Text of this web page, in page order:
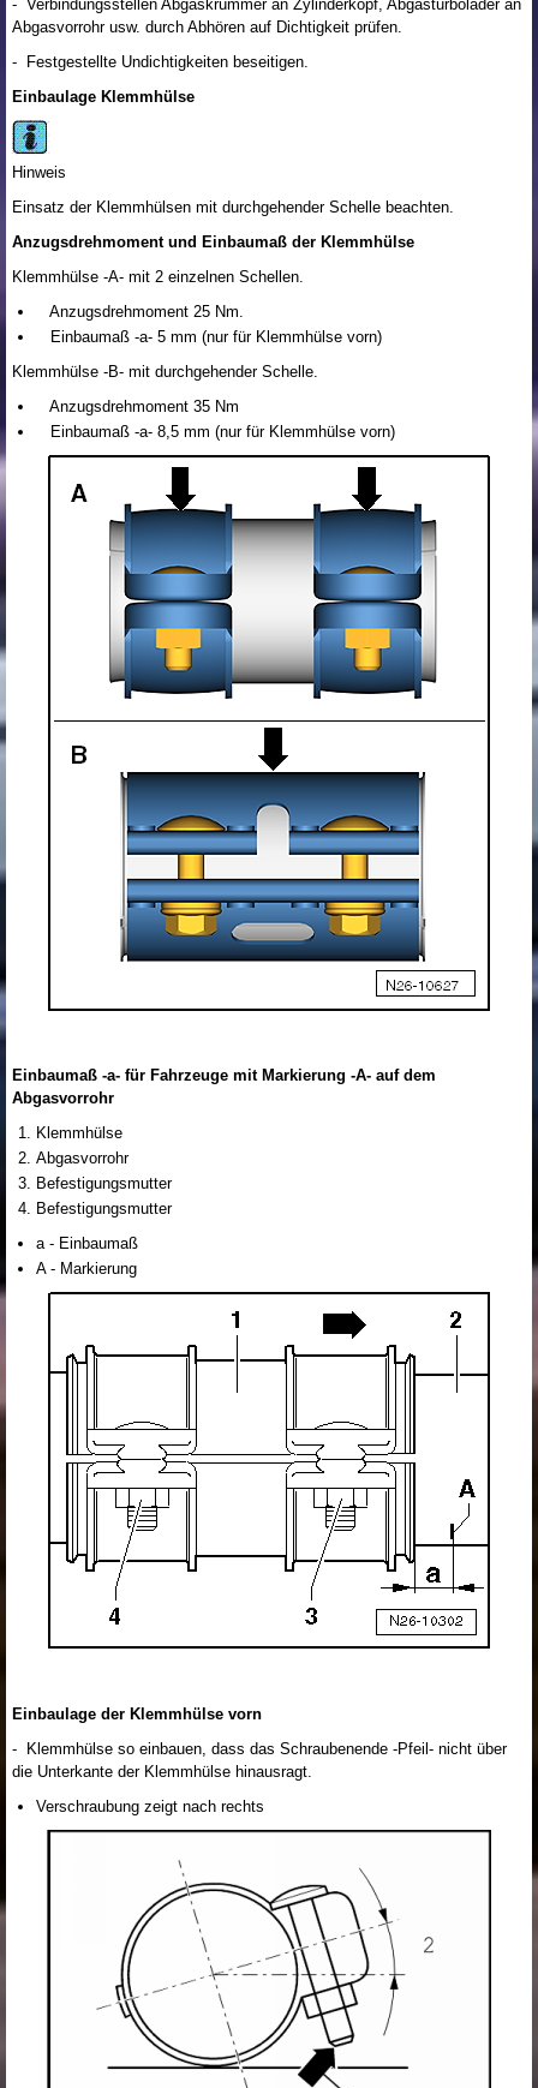
- Verbindungsstellen Abgaskrümmer an Zylinderkopf, Abgasturbolader an
Abgasvorrohr usw. durch Abhören auf Dichtigkeit prüfen.
- Festgestellte Undichtigkeiten beseitigen.
Einbaulage Klemmhülse
Hinweis
Einsatz der Klemmhülsen mit durchgehender Schelle beachten.
Anzugsdrehmoment und Einbaumaß der Klemmhülse
Klemmhülse -A- mit 2 einzelnen Schellen.
Anzugsdrehmoment 25 Nm.
Einbaumaß -a- 5 mm (nur für Klemmhülse vorn)
Klemmhülse -B- mit durchgehender Schelle.
Anzugsdrehmoment 35 Nm
Einbaumaß -a- 8,5 mm (nur für Klemmhülse vorn)
Einbaumaß -a- für Fahrzeuge mit Markierung -A- auf dem
Abgasvorrohr
Klemmhülse
Abgasvorrohr
Befestigungsmutter
Befestigungsmutter
a - Einbaumaß
A - Markierung
Einbaulage der Klemmhülse vorn
- Klemmhülse so einbauen, dass das Schraubenende -Pfeil- nicht über
die Unterkante der Klemmhülse hinausragt.
Verschraubung zeigt nach rechts